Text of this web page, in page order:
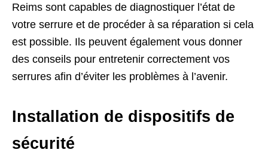
Reims sont capables de diagnostiquer l’état de
votre serrure et de procéder à sa réparation si cela
est possible. Ils peuvent également vous donner
des conseils pour entretenir correctement vos
serrures afin d’éviter les problèmes à l’avenir.
Installation de dispositifs de
sécurité